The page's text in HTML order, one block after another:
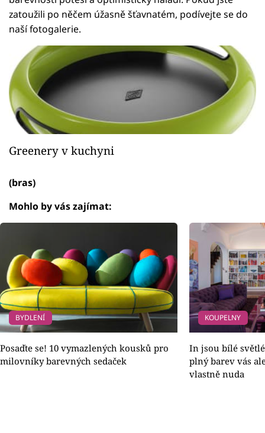
zatoužili po něčem úžasně šťavnatém, podívejte se do
naší fotogalerie.
Greenery v kuchyni
(bras)
Mohlo by vás zajímat:
BYDLENÍ
Posaďte se! 10 vymazlených kousků pro
milovníky barevných sedaček
KOUPELNY
In jsou bílé
plný barev vás
vlastně nuda